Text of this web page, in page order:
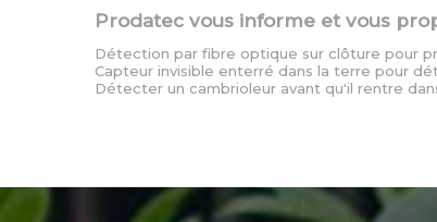
Prodatec vous informe et vous
Détection par fibre optique sur clôture pour
Capteur invisible enterré dans la terre pour
Détecter un cambrioleur avant qu'il rentre